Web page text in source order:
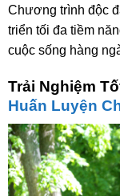
Chương trình độc
triển tối đa tiềm
cuộc sống hàng
Trải Nghiệm
Huấn Luyện